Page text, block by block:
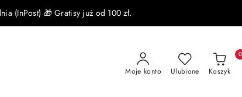
(InPost) 🎁 Gratisy już od 100 zł.
Moje konto Ulubione Koszyk
0